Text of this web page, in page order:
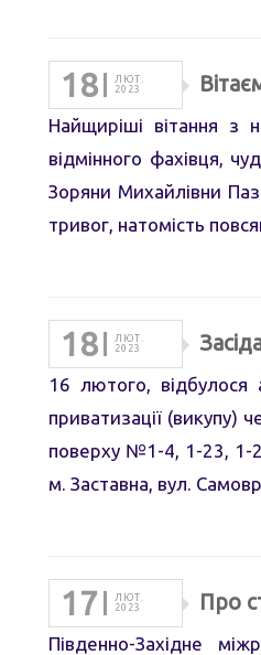
18
ЛЮТ.
2023
Найщиріші вітання з
відмінного фахівця,
Зоряни Михайлівни
тривог, натомість
18
ЛЮТ.
2023
16 лютого, відбулося
приватизації (викупу)
поверху №1-4, 1-23, 1-
м. Заставна, вул.
17
ЛЮТ.
2023
Про
Південно-Західне